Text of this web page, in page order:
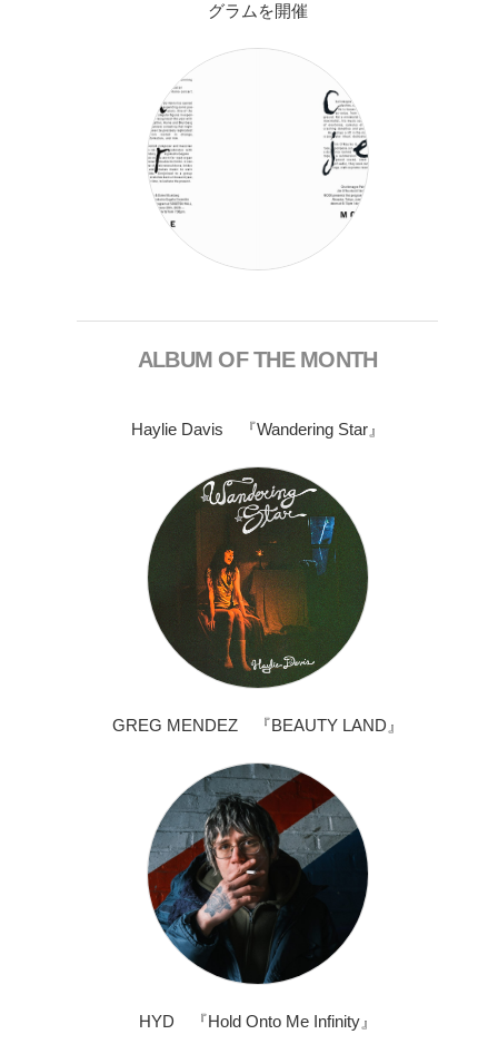
グラムを開催
ALBUM OF THE MONTH
Haylie Davis 『Wandering Star』
GREG MENDEZ 『BEAUTY LAND』
HYD 『Hold Onto Me Infinity』